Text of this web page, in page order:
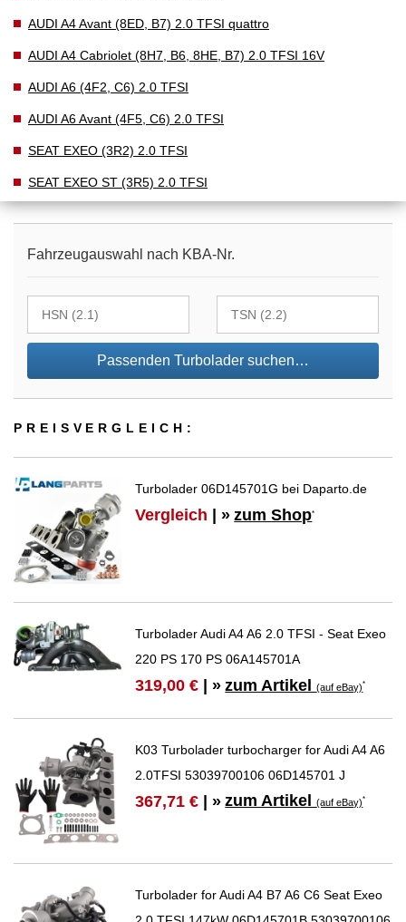
AUDI A4 Avant (8ED, B7) 2.0 TFSI quattro
AUDI A4 Cabriolet (8H7, B6, 8HE, B7) 2.0 TFSI 16V
AUDI A6 (4F2, C6) 2.0 TFSI
AUDI A6 Avant (4F5, C6) 2.0 TFSI
SEAT EXEO (3R2) 2.0 TFSI
SEAT EXEO ST (3R5) 2.0 TFSI
Fahrzeugauswahl nach KBA-Nr.
Passenden Turbolader suchen…
PREIS­VER­GLEICH:
Turbolader 06D145701G bei Daparto.de
Vergleich | » zum Shop*
Turbolader Audi A4 A6 2.0 TFSI - Seat Exeo
220 PS 170 PS 06A145701A
319,00 € | » zum Artikel(auf eBay)*
K03 Turbolader turbocharger for Audi A4 A6
2.0TFSI 53039700106 06D145701 J
367,71 € | » zum Artikel(auf eBay)*
Turbolader for Audi A4 B7 A6 C6 Seat Exeo